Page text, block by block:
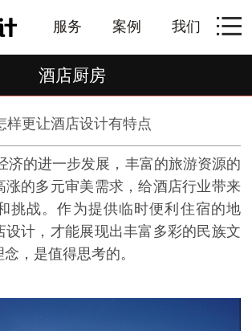
服务 案例 我们
酒店厨房
样更让酒店设计有特点
的进一步发展，丰富的旅游资源的
涨的多元审美需求，给酒店行业带来
挑战。作为提供临时便利住宿的地
设计，才能展现出丰富多彩的民族文
，是值得思考的。